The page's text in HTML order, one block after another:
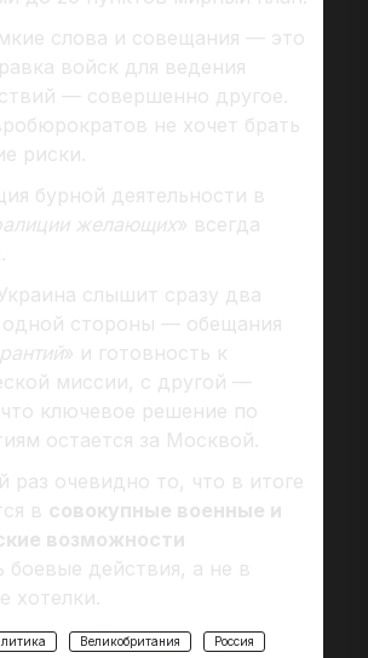
слова и совещания — это
войск для ведения
— совершенно другое.
не хочет брать
риски.
бурной деятельности в
желающих» всегда
слышит сразу два
одной стороны — обещания
» и готовность к
миссии, с другой —
ключевое решение по
остается за Москвой.
раз очевидно то, что в итоге
в совокупные военные и
возможности
боевые действия, а не в
хотелки.
Великобритания Россия